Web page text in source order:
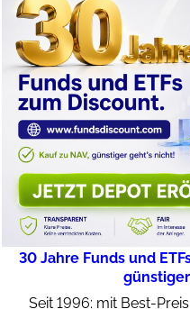
30 Jahre Funds und
Seit 1996: mit Best-